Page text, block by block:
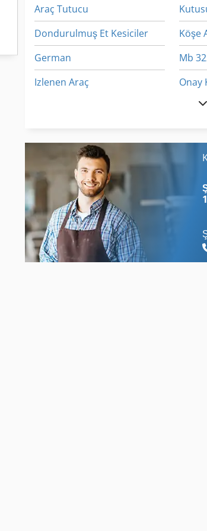
Araç Tutucu
Dondurulmuş Et Kesiciler
German
Izlenen Araç
Kurtarma Araçları
Köşe
Mb
Onay
Taş